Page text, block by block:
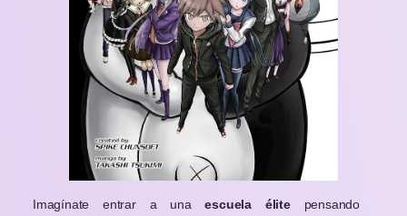
Imagínate entrar a unaescuela élitepensando